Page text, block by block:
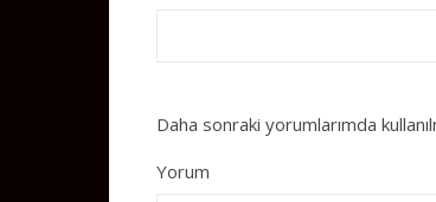
Daha sonraki yorumlarımda
Yorum